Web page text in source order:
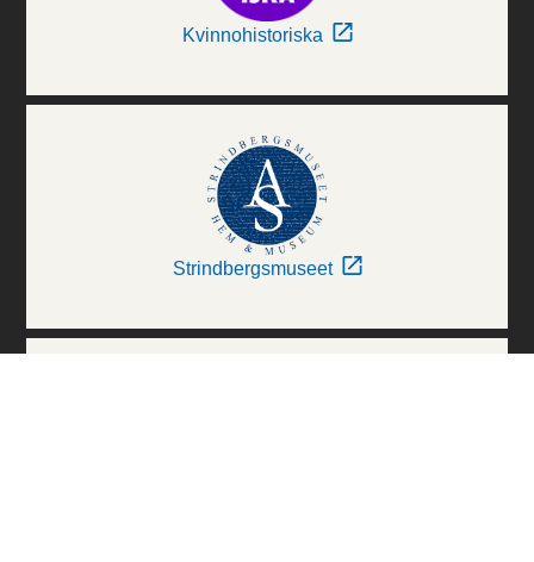
Kvinnohistoriska
Strindbergsmuseet